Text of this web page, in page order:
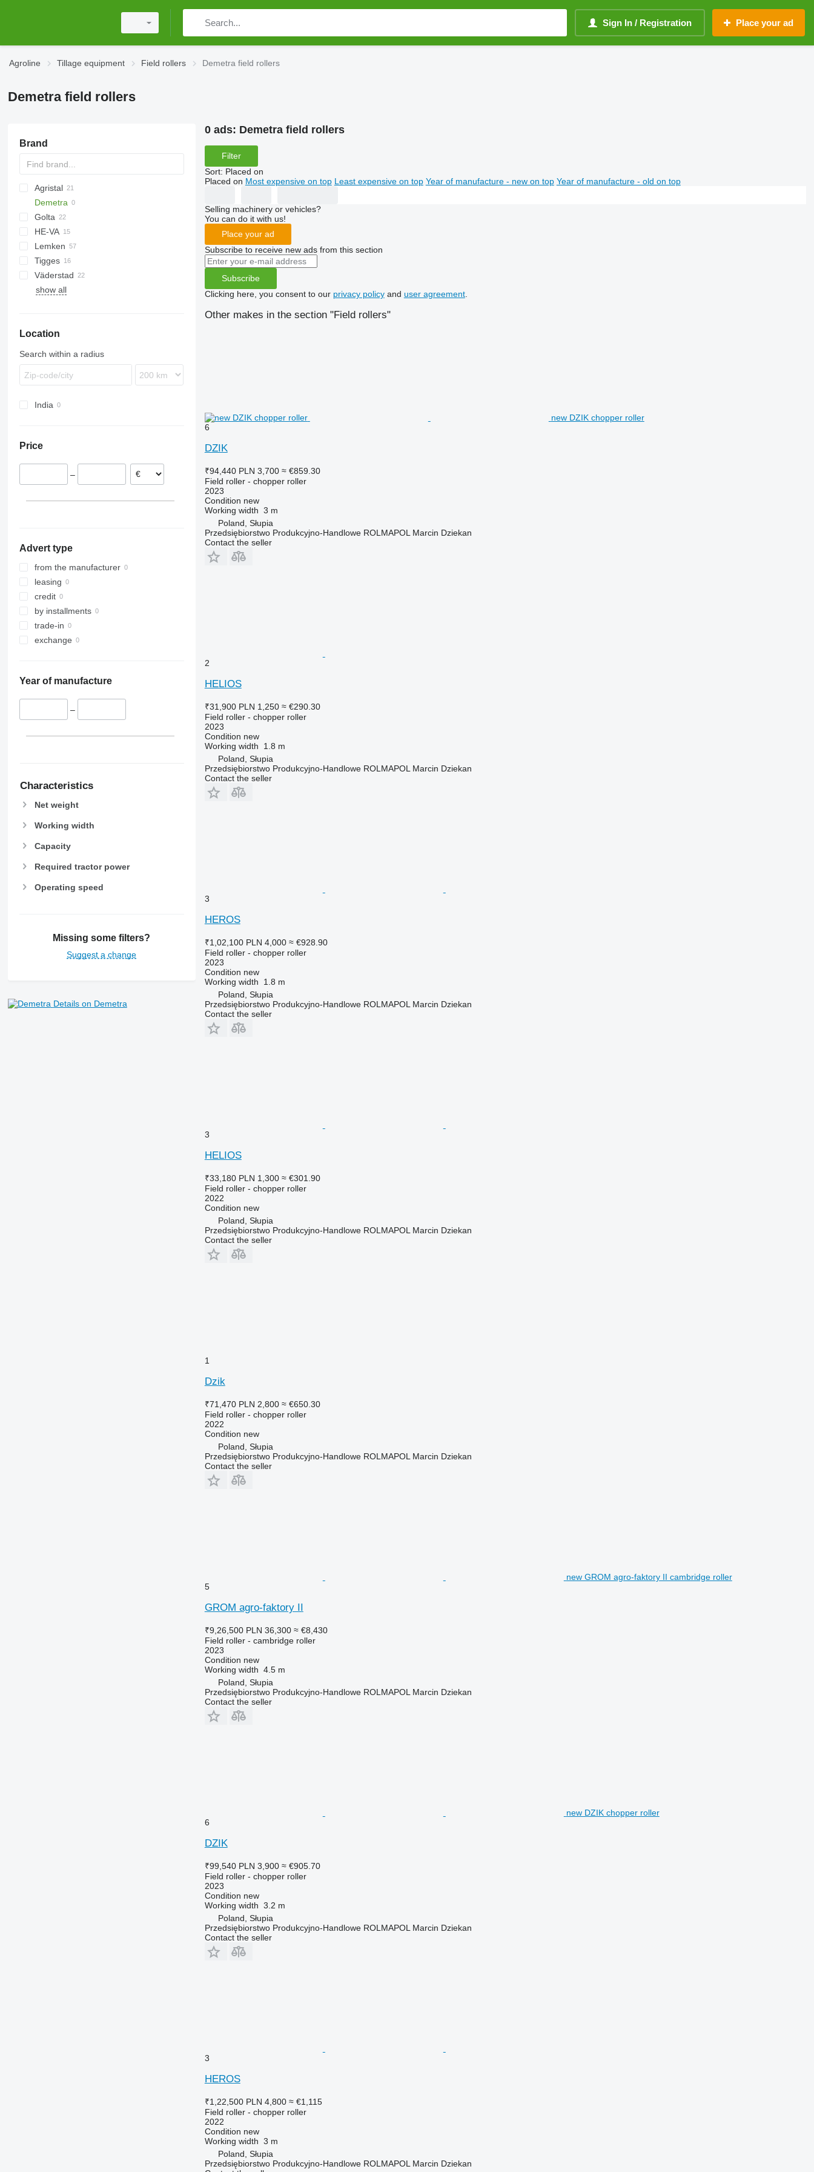
Sign In / Registration Place your ad
Agroline Tillage equipment Field rollers Demetra field rollers
Demetra field rollers
Brand
Agristal
10
KW
BW
Tiger Mate
Minimax
Multiflex
Demetra
Golta
HE-VA
Cultro
Optipack
Vari-Master
Lemken
VarioPack
Zirkon
Lion
Synkro
Dupe
Tigges
KL
KZK
Väderstad
Carrier
show all
Location
Search within a radius
India
Price
–
Advert type
from the manufacturer
leasing
credit
by installments
trade-in
exchange
Year of manufacture
–
Characteristics
Net weight
Working width
Capacity
Required tractor power
Operating speed
Missing some filters?
Suggest a change
Details on Demetra
0 ads: Demetra field rollers
Filter
Sort: Placed on
Placed on Most expensive on top Least expensive on top Year of manufacture - new on top Year of manufacture - old on top
Selling machinery or vehicles?
You can do it with us!
Place your ad
Subscribe to receive new ads from this section
Subscribe
Clicking here, you consent to our privacy policyand user agreement.
Other makes in the section "Field rollers"
new DZIK chopper roller
6
DZIK
₹94,440 PLN 3,700 ≈ €859.30
Field roller - chopper roller
2023
Condition new
Working width 3 m
Poland, Słupia
Przedsiębiorstwo Produkcyjno-Handlowe ROLMAPOL Marcin Dziekan
Contact the seller
2
HELIOS
₹31,900 PLN 1,250 ≈ €290.30
Field roller - chopper roller
2023
Condition new
Working width
1.8 m
Poland, Słupia
Przedsiębiorstwo Produkcyjno-Handlowe ROLMAPOL Marcin Dziekan
Contact the seller
3
HEROS
₹1,02,100 PLN 4,000 ≈ €928.90
Field roller - chopper roller
2023
Condition new
Working width
1.8 m
Poland, Słupia
Przedsiębiorstwo Produkcyjno-Handlowe ROLMAPOL Marcin Dziekan
Contact the seller
3
HELIOS
₹33,180 PLN 1,300 ≈ €301.90
Field roller - chopper roller
2022
Condition new
Poland, Słupia
Przedsiębiorstwo Produkcyjno-Handlowe ROLMAPOL Marcin Dziekan
Contact the seller
1
Dzik
₹71,470 PLN 2,800 ≈ €650.30
Field roller - chopper roller
2022
Condition new
Poland, Słupia
Przedsiębiorstwo Produkcyjno-Handlowe ROLMAPOL Marcin Dziekan
Contact the seller
new GROM agro-faktory II cambridge roller
5
GROM agro-faktory II
₹9,26,500 PLN 36,300 ≈ €8,430
Field roller - cambridge roller
2023
Condition new
Working width 4.5 m
Poland, Słupia
Przedsiębiorstwo Produkcyjno-Handlowe ROLMAPOL Marcin Dziekan
Contact the seller
new DZIK chopper roller
6
DZIK
₹99,540 PLN 3,900 ≈ €905.70
Field roller - chopper roller
2023
Condition new
Working width 3.2 m
Poland, Słupia
Przedsiębiorstwo Produkcyjno-Handlowe ROLMAPOL Marcin Dziekan
Contact the seller
3
HEROS
₹1,22,500 PLN 4,800 ≈ €1,115
Field roller - chopper roller
2022
Condition new
Working width 3 m
Poland, Słupia
Przedsiębiorstwo Produkcyjno-Handlowe ROLMAPOL Marcin Dziekan